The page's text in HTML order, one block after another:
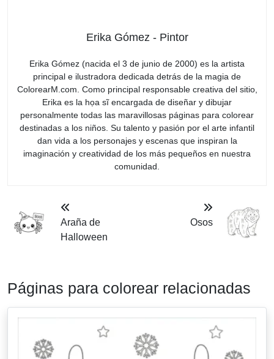
Erika Gómez - Pintor
Erika Gómez (nacida el 3 de junio de 2000) es la artista
principal e ilustradora dedicada detrás de la magia de
ColorearM.com. Como principal responsable creativa del sitio,
Erika es la họa sĩ encargada de diseñar y dibujar
personalmente todas las maravillosas páginas para colorear
destinadas a los niños. Su talento y pasión por el arte infantil
dan vida a los personajes y escenas que inspiran la
imaginación y creatividad de los más pequeños en nuestra
comunidad.
Araña de
Halloween
Osos
Páginas para colorear relacionadas